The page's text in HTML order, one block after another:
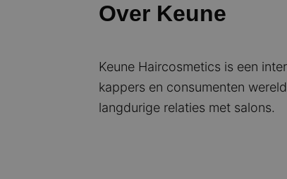
Over Keune
Keune Haircosmetics is een
kappers en consumenten
langdurige relaties met salons.